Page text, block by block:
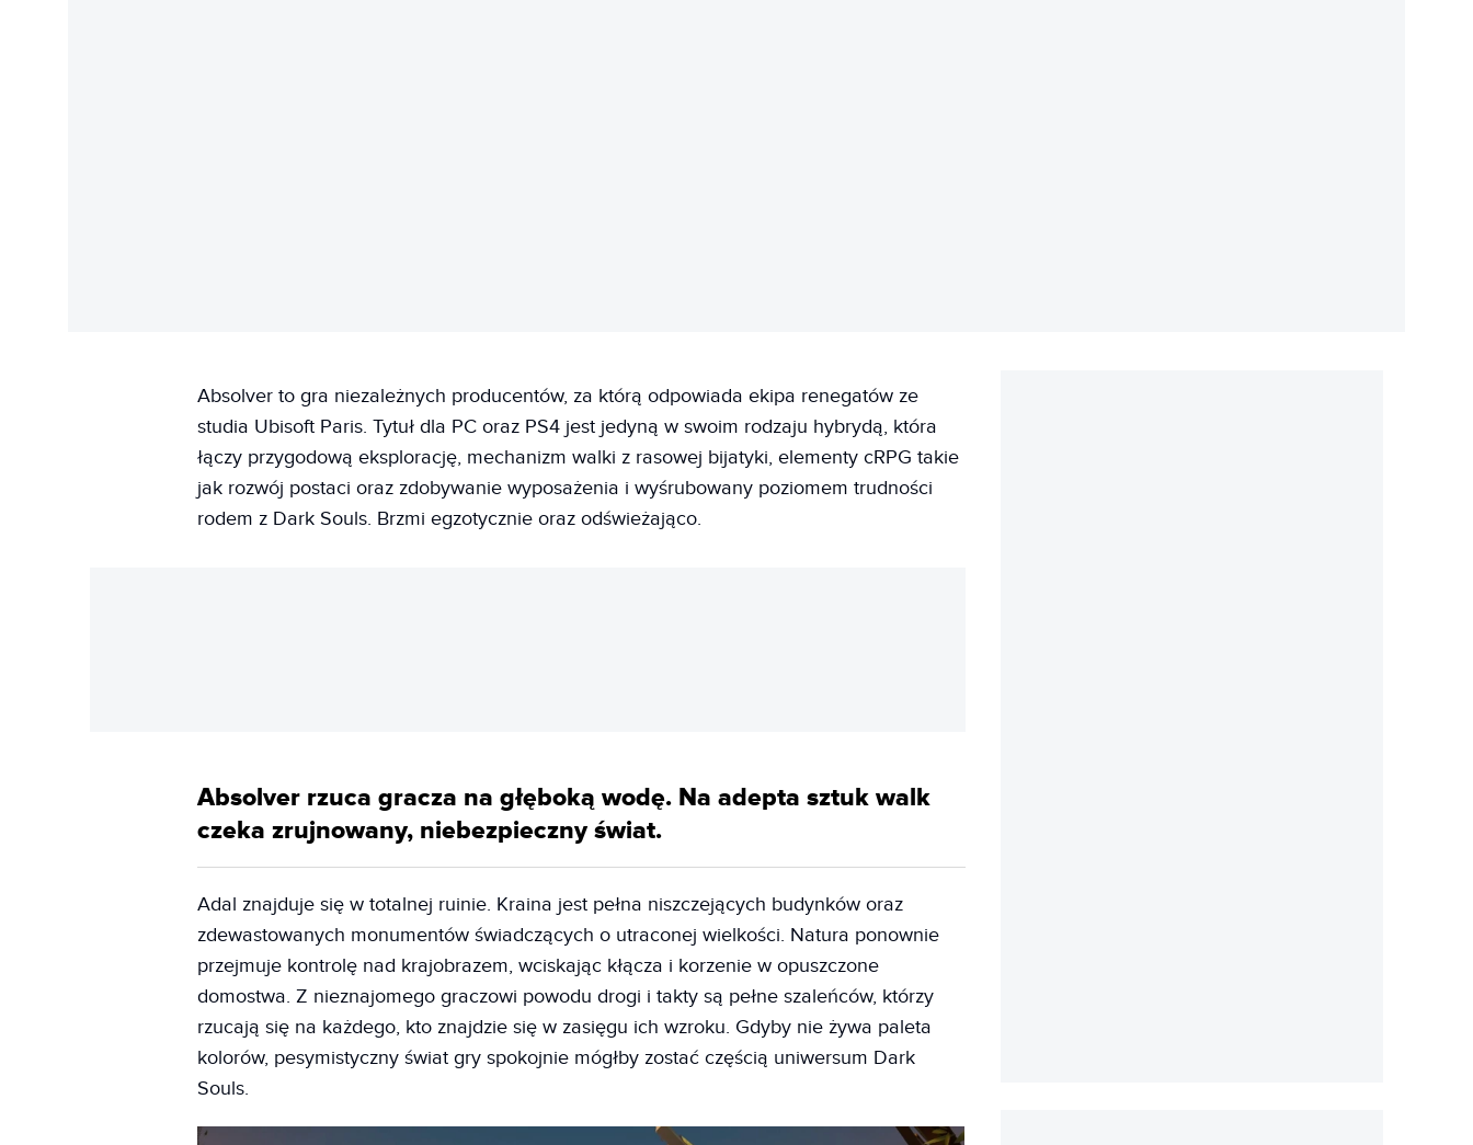
Absolver to gra niezależnych producentów, za którą odpowiada ekipa renegatów ze
studia Ubisoft Paris. Tytuł dla PC oraz PS4 jest jedyną w swoim rodzaju hybrydą, która
łączy przygodową eksplorację, mechanizm walki z rasowej bijatyki, elementy cRPG takie
jak rozwój postaci oraz zdobywanie wyposażenia i wyśrubowany poziomem trudności
rodem z Dark Souls. Brzmi egzotycznie oraz odświeżająco.
Absolver rzuca gracza na głęboką wodę. Na adepta sztuk walk
czeka zrujnowany, niebezpieczny świat.
Adal znajduje się w totalnej ruinie. Kraina jest pełna niszczejących budynków oraz
zdewastowanych monumentów świadczących o utraconej wielkości. Natura ponownie
przejmuje kontrolę nad krajobrazem, wciskając kłącza i korzenie w opuszczone
domostwa. Z nieznajomego graczowi powodu drogi i takty są pełne szaleńców, którzy
rzucają się na każdego, kto znajdzie się w zasięgu ich wzroku. Gdyby nie żywa paleta
kolorów, pesymistyczny świat gry spokojnie mógłby zostać częścią uniwersum Dark
Souls.